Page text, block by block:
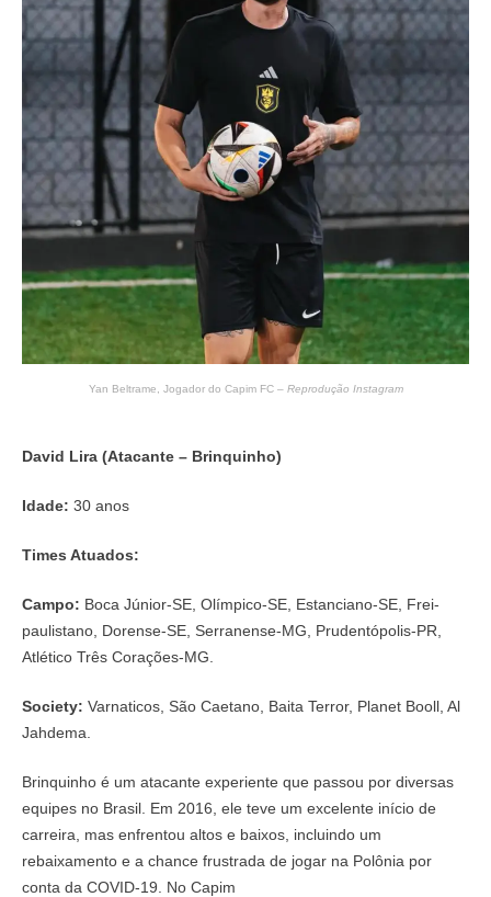
Yan Beltrame, Jogador do Capim FC – Reprodução Instagram
David Lira (Atacante – Brinquinho)
Idade: 30 anos
Times Atuados:
Campo: Boca Júnior-SE, Olímpico-SE, Estanciano-SE, Frei-
paulistano, Dorense-SE, Serranense-MG, Prudentópolis-PR,
Atlético Três Corações-MG.
Society: Varnaticos, São Caetano, Baita Terror, Planet Booll, Al
Jahdema.
Brinquinho é um atacante experiente que passou por diversas
equipes no Brasil. Em 2016, ele teve um excelente início de
carreira, mas enfrentou altos e baixos, incluindo um
rebaixamento e a chance frustrada de jogar na Polônia por
conta da COVID-19. No Capim